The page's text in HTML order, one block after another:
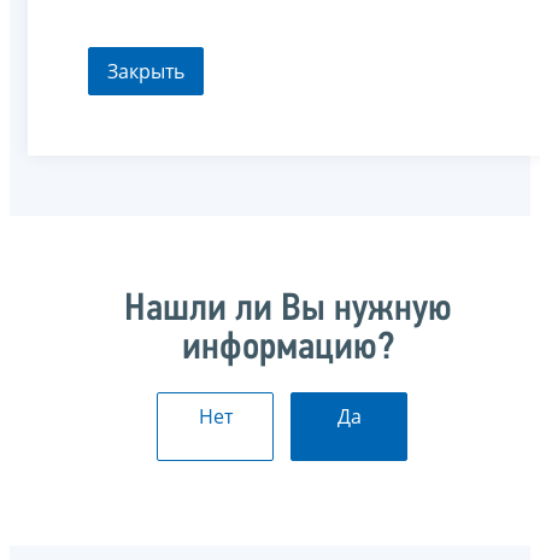
Закрыть
Нашли ли Вы нужную
информацию?
Нет Да